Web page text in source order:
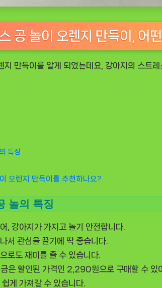
공 놀이 오렌지 만득이, 어
만득이 를 알게 되었는데요, 강아지의 스트
특징
오렌지 만득이를 추천하나요?
놀의 특징
, 강아지가 가지고 놀기 안전합니다.
서 관심을 끌기에 딱 좋습니다.
로도 재미를 줄 수 있습니다.
은 할인된 가격인 2,290원으로 구매할 수 있
게 가져갈 수 있습니다.